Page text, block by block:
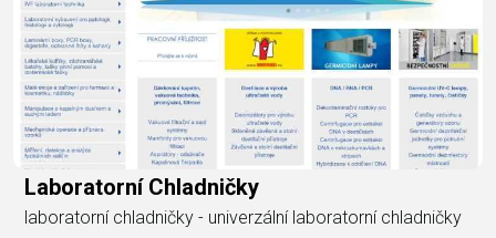
Laboratorní Chladničky
laboratorní chladničky - univerzální laboratorní chladničky